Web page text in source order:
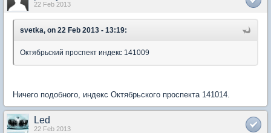
22 Feb 2013
svetka, on 22 Feb 2013 - 13:19:
Октябрьский проспект индекс 141009
Ничего подобного, индекс Октябрьского проспекта 141014.
Led
22 Feb 2013